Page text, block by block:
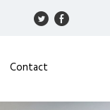
Contact